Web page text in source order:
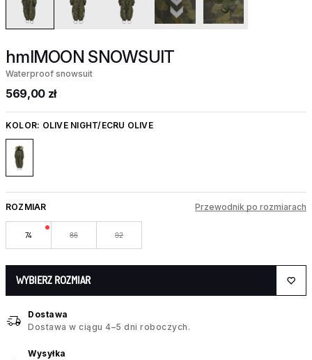
hmlMOON SNOWSUIT
Waterproof snowsuit
569,00 zł
KOLOR: OLIVE NIGHT/ECRU OLIVE
ROZMIAR Przewodnik po rozmiarach
74 86 92
WYBIERZ ROZMIAR
Dostawa
Dostawa w ciągu 4–5 dni roboczych.
Wysyłka